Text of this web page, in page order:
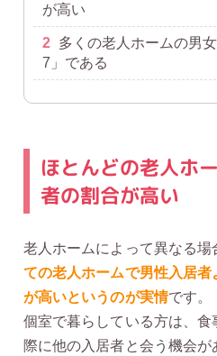
が高い
2 多くの老人ホームの男
7」である
ほとんどの老人ホ
者の割合が高い
老人ホームによって異なる場
ての老人ホームで男性入居
が高いというのが実情です。
個室で暮らしている方は、
際に他の入居者と会う機会が